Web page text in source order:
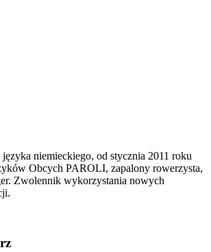
niemieckiego, od stycznia 2011 roku
Obcych PAROLI, zapalony rowerzysta,
Zwolennik wykorzystania nowych